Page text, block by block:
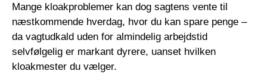
Mange kloakproblemer kan dog sagtens vente til
næstkommende hverdag, hvor du kan spare penge –
da vagtudkald uden for almindelig arbejdstid
selvfølgelig er markant dyrere, uanset hvilken
kloakmester du vælger.